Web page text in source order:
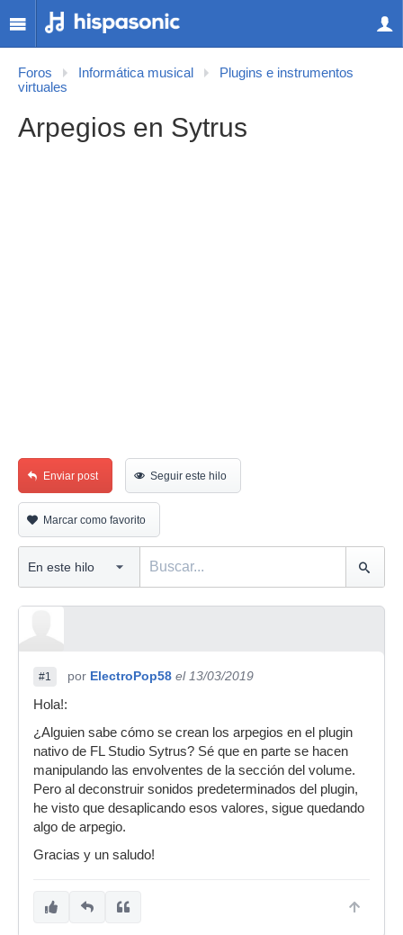
Foros Informática musical
Plugins e instrumentos
virtuales
Arpegios en Sytrus
Enviar post Seguir este hilo
Marcar como favorito
#1 por ElectroPop58 el 13/03/2019
Hola!:
¿Alguien sabe cómo se crean los arpegios en el plugin
nativo de FL Studio Sytrus? Sé que en parte se hacen
manipulando las envolventes de la sección del volume.
Pero al deconstruir sonidos predeterminados del plugin,
he visto que desaplicando esos valores, sigue quedando
algo de arpegio.
Gracias y un saludo!